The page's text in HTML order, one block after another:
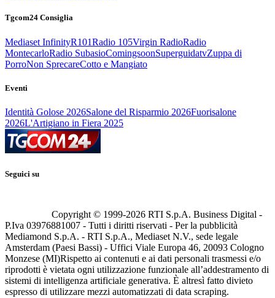
Tgcom24 Consiglia
Mediaset InfinityR101Radio 105Virgin RadioRadio
MontecarloRadio SubasioComingsoonSuperguidatvZuppa di
PorroNon SprecareCotto e Mangiato
Eventi
Identità Golose 2026Salone del Risparmio 2026Fuorisalone
2026L'Artigiano in Fiera 2025
Seguici su
Copyright © 1999-2026 RTI S.p.A. Business Digital -
P.Iva 03976881007 - Tutti i diritti riservati - Per la pubblicità
Mediamond S.p.A. - RTI S.p.A., Mediaset N.V., sede legale
Amsterdam (Paesi Bassi) - Uffici Viale Europa 46, 20093 Cologno
Monzese (MI)Rispetto ai contenuti e ai dati personali trasmessi e/o
riprodotti è vietata ogni utilizzazione funzionale all’addestramento di
sistemi di intelligenza artificiale generativa. È altresì fatto divieto
espresso di utilizzare mezzi automatizzati di data scraping.